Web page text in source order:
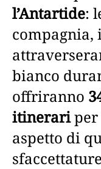
l’Antartide:
compagnia,
bianco
offriranno
itinerari
aspetto di